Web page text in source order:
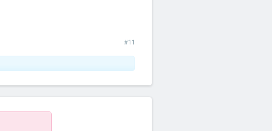
#11